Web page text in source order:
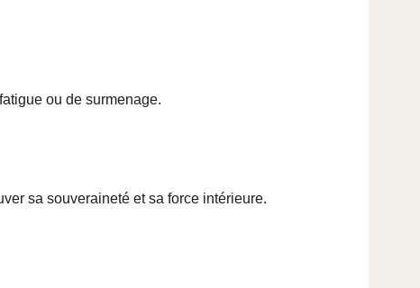
ou de surmenage.
sa souveraineté et sa force intérieure.